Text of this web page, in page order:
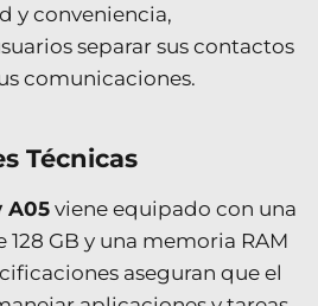
y conveniencia,
separar sus contactos
comunicaciones.
Técnicas
A05 viene equipado con una
GB y una memoria RAM
aseguran que el